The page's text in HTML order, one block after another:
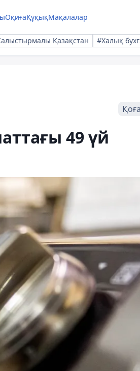
ОқиғаҚұқықМақалалар
Қазақстан #Халық
49 үй